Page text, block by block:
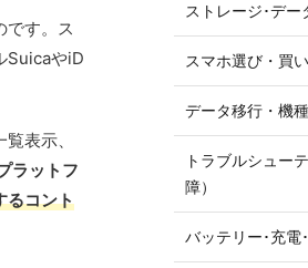
です。ス
SuicaやiD
表示、
ラットフ
るコント
ストレージ･デー
スマホ選び・買
データ移行・機
トラブルシュー
障）
バッテリー･充電